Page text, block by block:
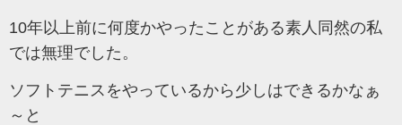
10年以上前に何度かやったことがある素人同然の私
では無理でした。
ソフトテニスをやっているから少しはできるかなぁ
～と